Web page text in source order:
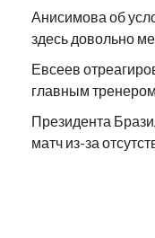
Анисимова об
здесь довольно
Евсеев
главным
Президента
матч из-за